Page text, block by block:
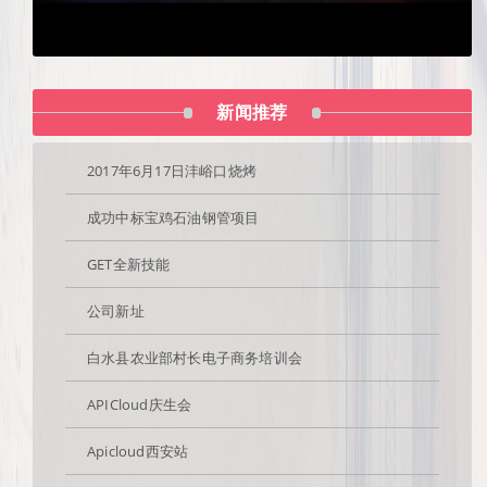
新闻推荐
2017年6月17日沣峪口烧烤
成功中标宝鸡石油钢管项目
GET全新技能
公司新址
白水县农业部村长电子商务培训会
APICloud庆生会
Apicloud西安站